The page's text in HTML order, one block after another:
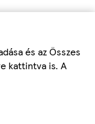
és az Összes
kattintva is. A